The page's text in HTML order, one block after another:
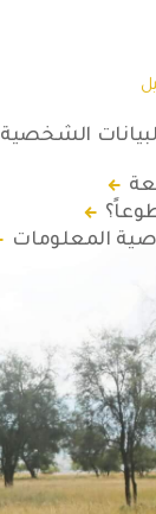
الشخصية
المعلومات